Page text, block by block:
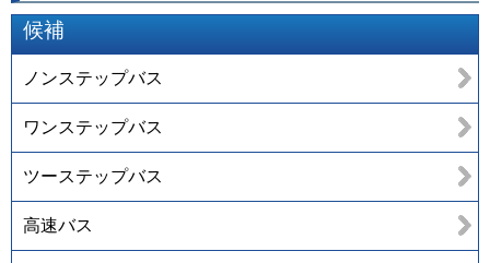
候補
ノンステップバス
ワンステップバス
ツーステップバス
高速バス